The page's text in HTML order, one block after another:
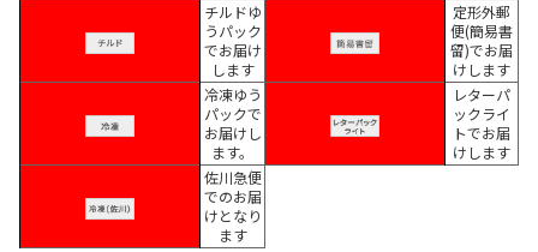
チルドゆ
うパック
でお届け
します
定形外郵
便(簡易書
留)でお届
けします
冷凍ゆう
パックで
お届けし
ます。
レターパ
ックライ
トでお届
けします
佐川急便
でのお届
けとなり
ます